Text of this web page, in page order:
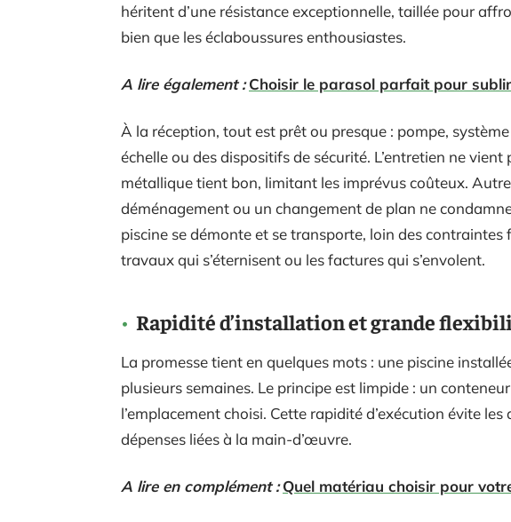
héritent d’une résistance exceptionnelle, taillée pour
bien que les éclaboussures enthousiastes.
A lire également : Choisir le parasol parfait pour
À la réception, tout est prêt ou presque : pompe,
échelle ou des dispositifs de sécurité. L’entretien ne
métallique tient bon, limitant les imprévus coûteux.
déménagement ou un changement de plan ne
piscine se démonte et se transporte, loin des contraintes
travaux qui s’éternisent ou les factures qui s’envolent.
Rapidité d’installation et grande
La promesse tient en quelques mots : une piscine
plusieurs semaines. Le principe est limpide : un
l’emplacement choisi. Cette rapidité d’exécution évite
dépenses liées à la main-d’œuvre.
A lire en complément : Quel matériau choisir pour